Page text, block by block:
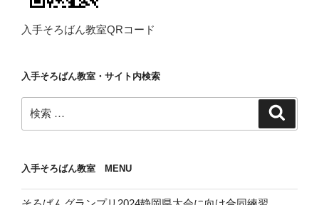
入手そろばん教室QRコード
入手そろばん教室・サイト内検索
索:
入手そろばん教室 MENU